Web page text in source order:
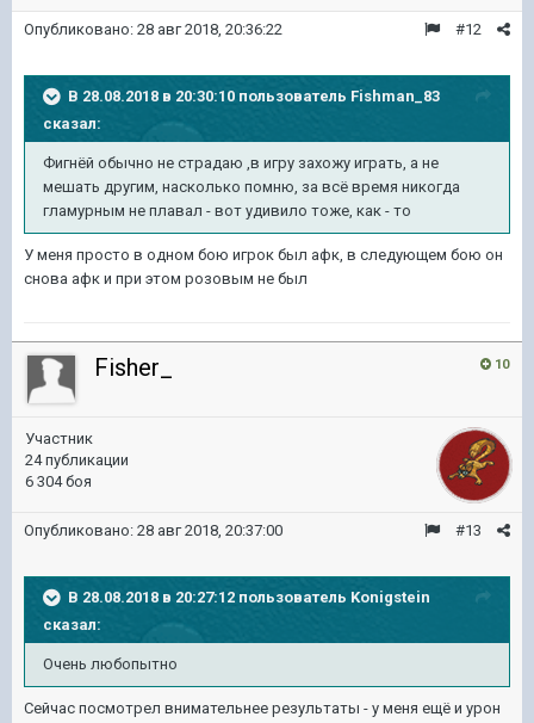
#12
Опубликовано: 28 авг 2018, 20:36:22
В 28.08.2018 в 20:30:10 пользователь Fishman_83
сказал:
Фигнёй обычно не страдаю ,в игру захожу играть, а не
мешать другим, насколько помню, за всё время никогда
гламурным не плавал - вот удивило тоже, как - то
У меня просто в одном бою игрок был афк, в следующем бою он
снова афк и при этом розовым не был
10
Fisher_
Участник
24 публикации
6 304 боя
#13
Опубликовано: 28 авг 2018, 20:37:00
В 28.08.2018 в 20:27:12 пользователь Konigstein
сказал:
Очень любопытно
Сейчас посмотрел внимательнее результаты - у меня ещё и урон